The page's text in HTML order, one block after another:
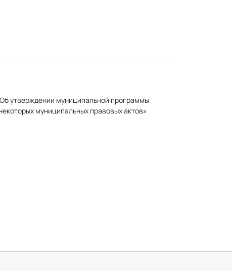
утверждении муниципальной программы
муниципальных правовых актов»